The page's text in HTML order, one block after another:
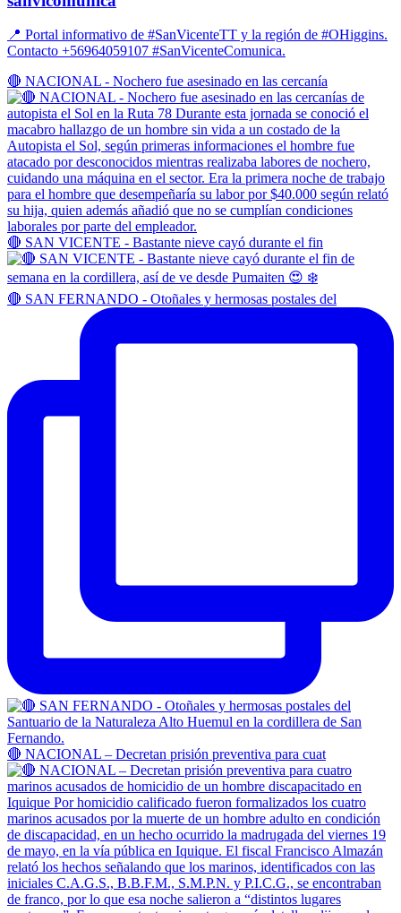
📍 Portal informativo de #SanVicenteTT y la región de #OHiggins.
Contacto +56964059107 #SanVicenteComunica.
🔴 NACIONAL - Nochero fue asesinado en las cercanía
🔴 SAN VICENTE - Bastante nieve cayó durante el fin
🔴 SAN FERNANDO - Otoñales y hermosas postales del
🔴 NACIONAL – Decretan prisión preventiva para cuat